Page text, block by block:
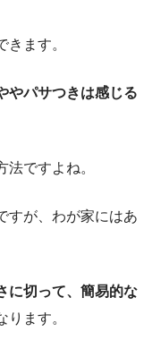
きます。
やパサつきは感じる
ですよね。
すが、わが家にはあ
に切って、簡易的な
ります。